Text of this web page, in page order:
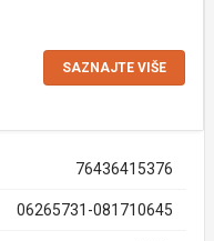
SAZNAJTE VIŠE
76436415376
06265731-081710645